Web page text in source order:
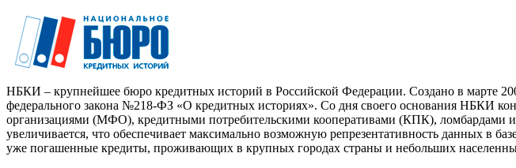
НБКИ – крупнейшее бюро кредитных историй в Российской Федерации. Создано в марте
федерального закона №218-ФЗ «О кредитных историях». Со дня своего основания НБКИ
организациями (МФО), кредитными потребительскими кооперативами (КПК),
увеличивается, что обеспечивает максимально возможную репрезентативность данных
уже погашенные кредиты, проживающих в крупных городах страны и небольших